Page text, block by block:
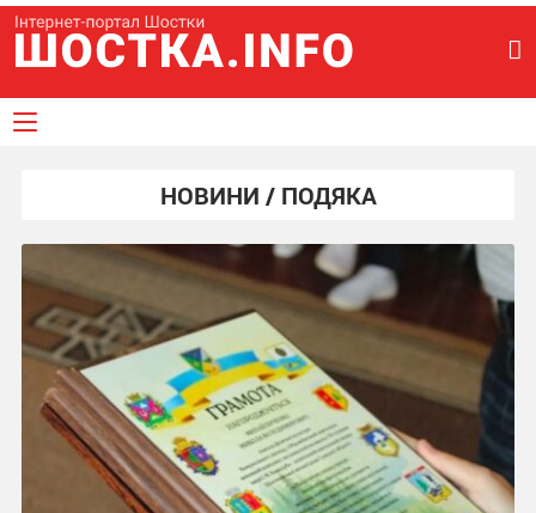
НОВИНИ / ПОДЯКА